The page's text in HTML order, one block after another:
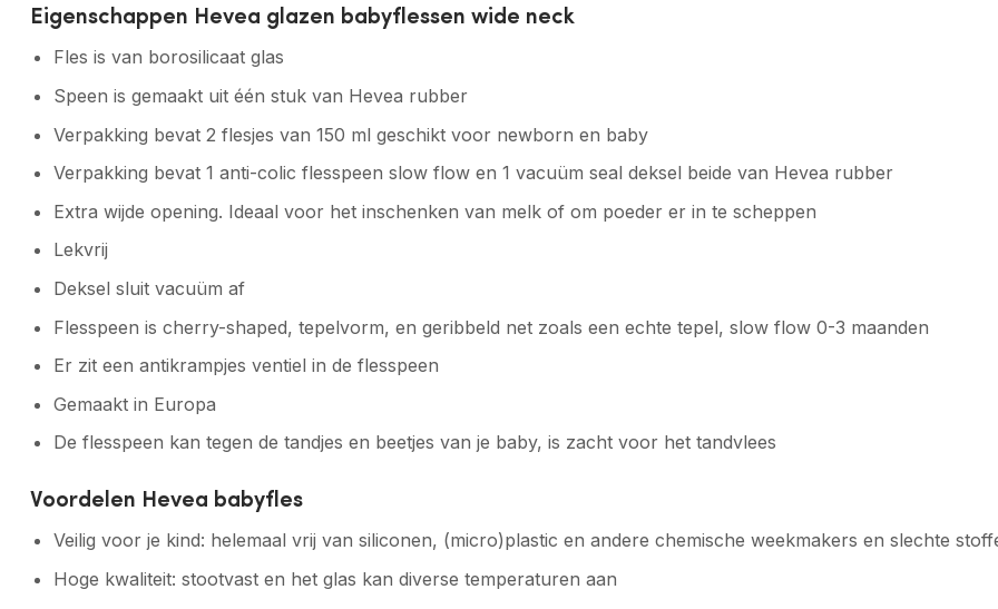
Eigenschappen Hevea glazen babyflessen wide neck
Fles is van borosilicaat glas
Speen is gemaakt uit één stuk van Hevea rubber
Verpakking bevat 2 flesjes van 150 ml geschikt voor newborn en baby
Verpakking bevat 1 anti-colic flesspeen slow flow en 1 vacuüm seal deksel beide van Hevea rubber
Extra wijde opening. Ideaal voor het inschenken van melk of om poeder er in te scheppen
Lekvrij
Deksel sluit vacuüm af
Flesspeen is cherry-shaped, tepelvorm, en geribbeld net zoals een echte tepel, slow flow 0-3 maanden
Er zit een antikrampjes ventiel in de flesspeen
Gemaakt in Europa
De flesspeen kan tegen de tandjes en beetjes van je baby, is zacht voor het tandvlees
Voordelen Hevea babyfles
Veilig voor je kind: helemaal vrij van siliconen, (micro)plastic en andere chemische weekmakers en slechte
Hoge kwaliteit: stootvast en het glas kan diverse temperaturen aan